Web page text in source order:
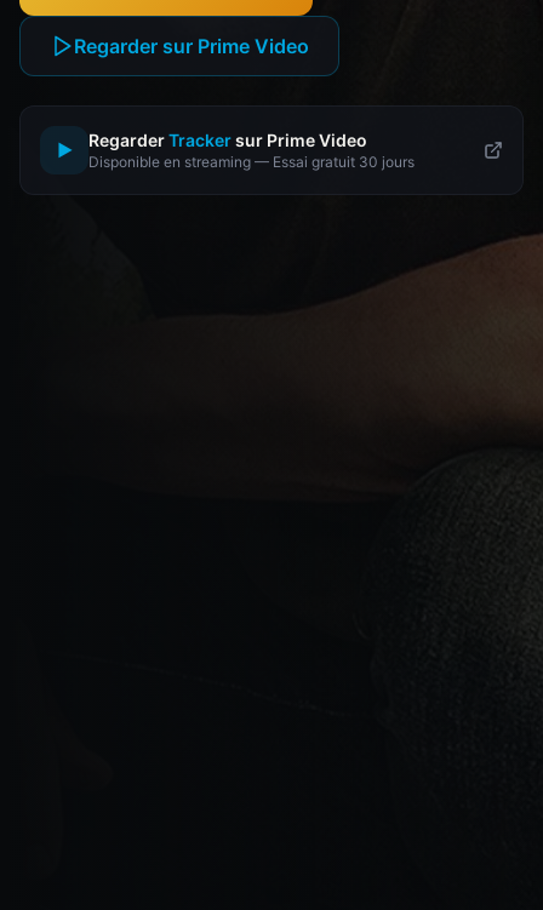
Regarder sur Prime Video
▶ RegarderTrackersur Prime Video
Disponible en streaming — Essai gratuit 30 jours